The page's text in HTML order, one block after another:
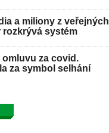
a miliony z veřejných
rozkrývá systém
omluvu za covid.
za symbol selhání